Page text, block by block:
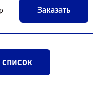
Заказать
список